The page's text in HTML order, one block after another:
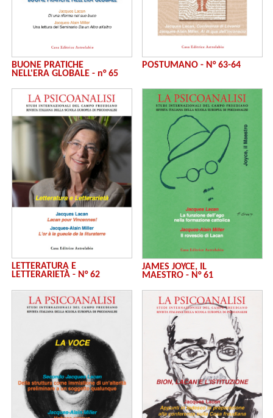
BUONE PRATICHE
NELL'ERA GLOBALE - n° 65
POSTUMANO - N° 63-64
LETTERATURA E
LETTERARIETÀ - N° 62
JAMES JOYCE, IL
MAESTRO - N° 61